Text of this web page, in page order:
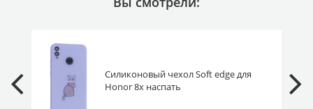
Силиконовый чехол Soft edge для
Honor 8x наспать